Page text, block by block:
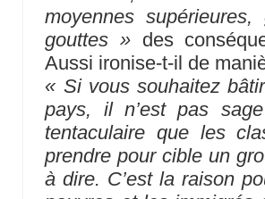
moyennes
gouttes » des
Aussi ironise-t-il de
« Si vous souhaitez
pays, il n’est pas
tentaculaire que les
prendre pour cible un
à dire. C’est la raison